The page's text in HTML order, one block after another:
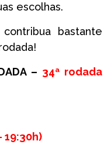
escolhas.
bastante
– 34ª rodada
19:30h)